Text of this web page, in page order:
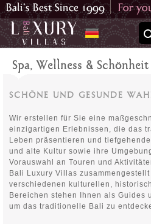
Spa, Wellness & Schönheit
SCHÖNE UND GESUNDE
Wir erstellen für Sie eine
einzigartigen Erlebnissen, die das
Leben präsentieren und
und alte Kultur sowie ihre
Vorauswahl an Touren und
Bali Luxury Villas
verschiedenen kulturellen,
Bereichen stehen Ihnen als Guides
um das traditionelle Bali zu